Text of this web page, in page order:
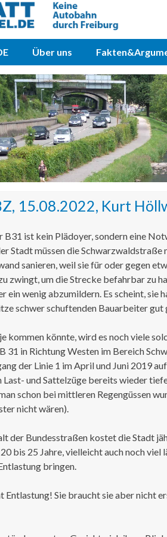
Über uns
15.08.2022, Kurt
B31 ist kein Plädoyer, sondern eine
Stadt müssen die
sanieren, weil sie für oder gegen
zwingt, um die Strecke befahrbar zu
ein wenig abzumildern. Es scheint, sie
schwer schuftenden Bauarbeiter gut
kommen könnte, wird es noch viele
31 in Richtung Westen im Bereich
der Linie 1 im April und Juni 2019
Last- und Sattelzüge bereits wieder
schon bei mittleren Regengüssen
nicht wären).
der Bundesstraßen kostet die Stadt
bis 25 Jahre, vielleicht auch noch
bringen.
Entlastung! Sie braucht sie aber nicht